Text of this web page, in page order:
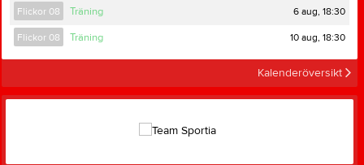
Flickor 08 Träning 6 aug, 18:30
Flickor 08 Träning 10 aug, 18:30
Kalenderöversikt